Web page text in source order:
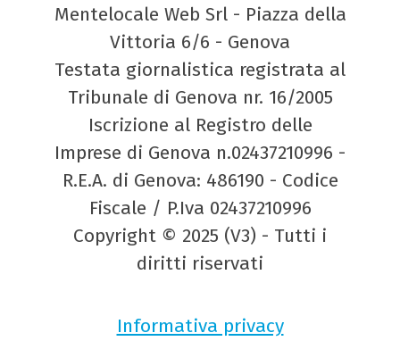
Mentelocale Web Srl - Piazza della
Vittoria 6/6 - Genova
Testata giornalistica registrata al
Tribunale di Genova nr. 16/2005
Iscrizione al Registro delle
Imprese di Genova n.02437210996 -
R.E.A. di Genova: 486190 - Codice
Fiscale / P.Iva 02437210996
Copyright © 2025 (V3) - Tutti i
diritti riservati
Informativa privacy